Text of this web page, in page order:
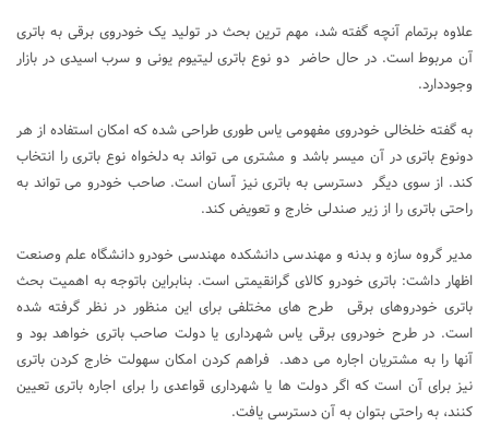
علاوه برتمام آنچه گفته شد، مهم ترین بحث در تولید یک خودروی برقی به باتری
آن مربوط است. در حال حاضر دو نوع باتری لیتیوم یونی و سرب اسیدی در بازار
وجوددارد.
به گفته خلخالی خودروی مفهومی یاس طوری طراحی شده که امکان استفاده از هر
دونوع باتری در آن میسر باشد و مشتری می تواند به دلخواه نوع باتری را انتخاب
کند. از سوی دیگر دسترسی به باتری نیز آسان است. صاحب خودرو می تواند به
راحتی باتری را از زیر صندلی خارج و تعویض کند.
مدیر گروه سازه و بدنه و مهندسی دانشکده مهندسی خودرو دانشگاه علم وصنعت
اظهار داشت: باتری خودرو کالای گرانقیمتی است. بنابراین باتوجه به اهمیت بحث
باتری خودروهای برقی طرح های مختلفی برای این منظور در نظر گرفته شده
است. در طرح خودروی برقی یاس شهرداری یا دولت صاحب باتری خواهد بود و
آنها را به مشتریان اجاره می دهد. فراهم کردن امکان سهولت خارج کردن باتری
نیز برای آن است که اگر دولت ها یا شهرداری قواعدی را برای اجاره باتری تعیین
کنند، به راحتی بتوان به آن دسترسی یافت.